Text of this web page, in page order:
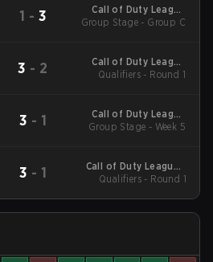
1 - 3
Call of Duty League
Major 3
Group Stage - Group C
3 - 2
Call of Duty League
Stage 3 Major
Qualifiers - Round 1
3 - 1
Call of Duty League
2026 Regular Season
Group Stage - Week 5
3 - 1
Call of Duty League -
Call of Duty League
Qualifiers - Round 1